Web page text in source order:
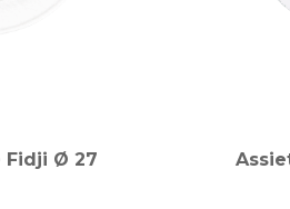
Fidji Ø 27